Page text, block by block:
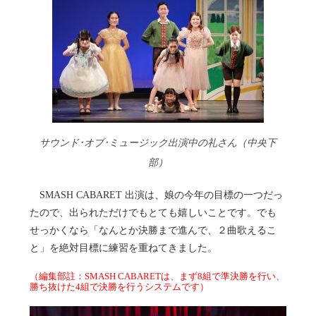
サウンド･オブ･ミュージック出演中の礼さん（中央下
部）
SMASH CABARET 出演は、娘の今年の目標の一つだっ
たので、出られただけでもとても嬉しいことです。でも
せっかくなら「なんとか決勝まで進んで、２曲歌えるこ
と」を絶対目標に練習を重ねてきました。
（編集部註：SMASH CABARETは、まず8組で準決勝を行い、
勝ち抜けた4組で決勝を行うシステムです）